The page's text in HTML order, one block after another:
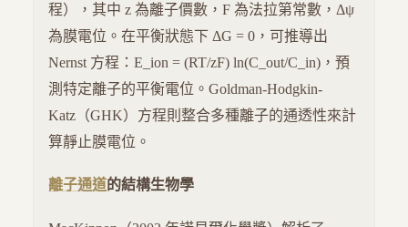
程），其中 z 為離子價數，F 為法拉第常數，Δψ
為膜電位。在平衡狀態下 ΔG = 0，可推導出
Nernst 方程：E_ion = (RT/zF) ln(C_out/C_in)，預
測特定離子的平衡電位。Goldman-Hodgkin-
Katz（GHK）方程則整合多種離子的通透性來計
算靜止膜電位。
離子通道的結構生物學